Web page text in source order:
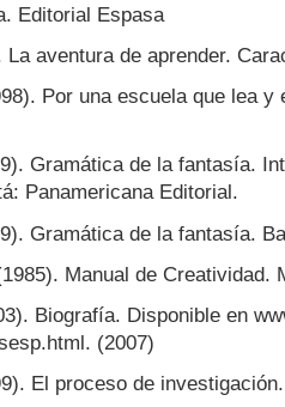
Editorial Espasa
La aventura de aprender.
Por una escuela que lea y
Gramática de la fantasía.
Panamericana Editorial.
Gramática de la fantasía.
Manual de Creatividad.
Biografía. Disponible en
(2007)
El proceso de